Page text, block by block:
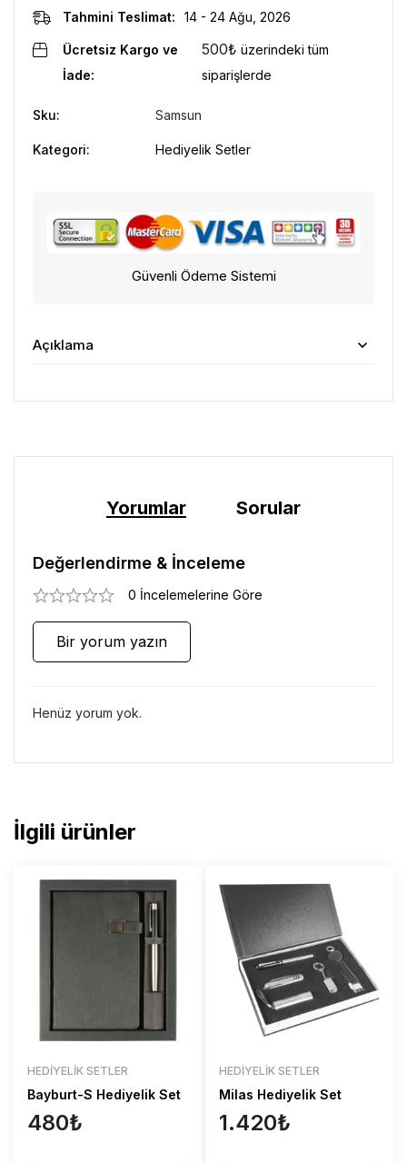
Tahmini Teslimat: 14 - 24 Ağu, 2026
Ücretsiz Kargo ve
İade:
500₺ üzerindeki tüm
siparişlerde
Sku: Samsun
Kategori: Hediyelik Setler
Güvenli Ödeme Sistemi
Açıklama
Yorumlar Sorular
Değerlendirme & İnceleme
0 İncelemelerine Göre
Bir yorum yazın
Henüz yorum yok.
İlgili ürünler
HEDIYELIK SETLER
Bayburt-S Hediyelik Set
480₺
HEDIYELIK SETLER
Milas Hediyelik Set
1.420₺